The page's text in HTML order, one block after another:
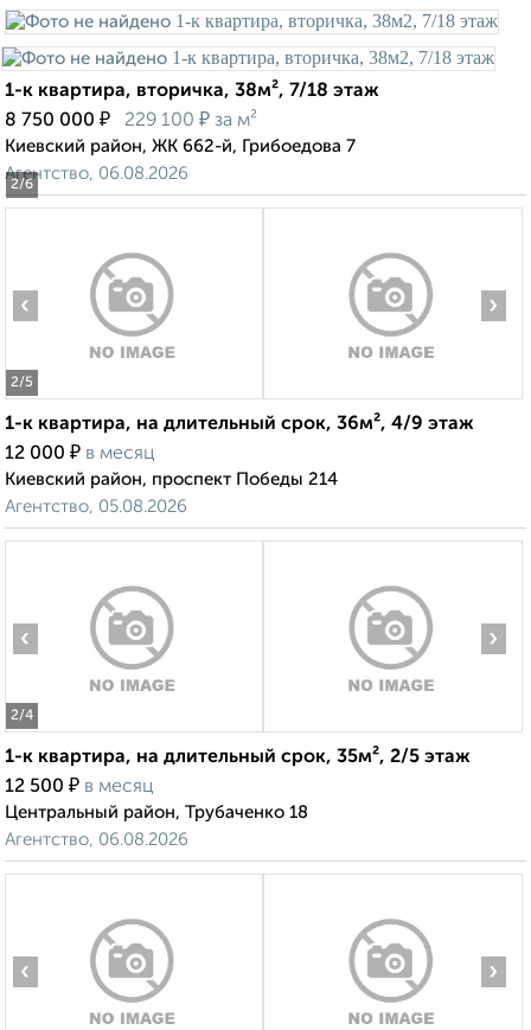
2/6
1-к квартира, вторичка, 38м², 7/18 этаж
8 750 000 ₽ 229 100 ₽ за м²
Киевский район, ЖК 662-й, Грибоедова 7
Агентство, 06.08.2026
2/5
‹ ›
1-к квартира, на длительный срок, 36м², 4/9 этаж
12 000 ₽ в месяц
Киевский район, проспект Победы 214
Агентство, 05.08.2026
2/4
‹ ›
1-к квартира, на длительный срок, 35м², 2/5 этаж
12 500 ₽ в месяц
Центральный район, Трубаченко 18
Агентство, 06.08.2026
‹ ›